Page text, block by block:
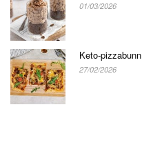
01/03/2026
Keto-pizzabunn
27/02/2026